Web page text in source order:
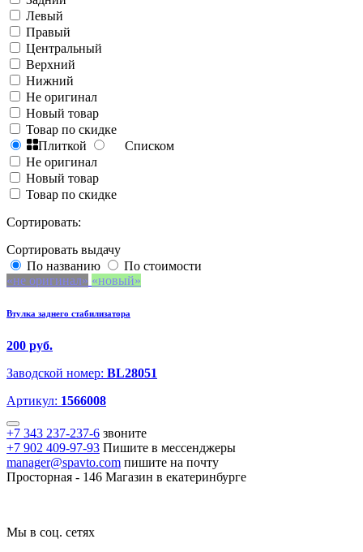
Левый
Правый
Центральный
Верхний
Нижний
Не оригинал
Новый товар
Товар по скидке
Плиткой
Списком
Не оригинал
Новый товар
Товар по скидке
Сортировать:
Сортировать выдачу
По названию
По стоимости
не оригинал
новый
Втулка заднего стабилизатора
200 руб.
Заводской номер: BL28051
Артикул: 1566008
+7 343 237-237-6 звоните
+7 902 409-97-93 Пишите в мессенджеры
manager@spavto.com пишите на почту
Просторная - 146 Магазин в екатеринбурге
Мы в соц. сетях